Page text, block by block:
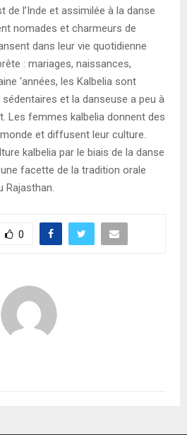
de l’Inde et assimilée à la danse
nomades et charmeurs de
dans leur vie quotidienne
: mariages, naissances,
‘années, les Kalbelia sont
et la danseuse a peu à
Les femmes kalbelia donnent des
et diffusent leur culture.
kalbelia par le biais de la danse
facette de la tradition orale
0